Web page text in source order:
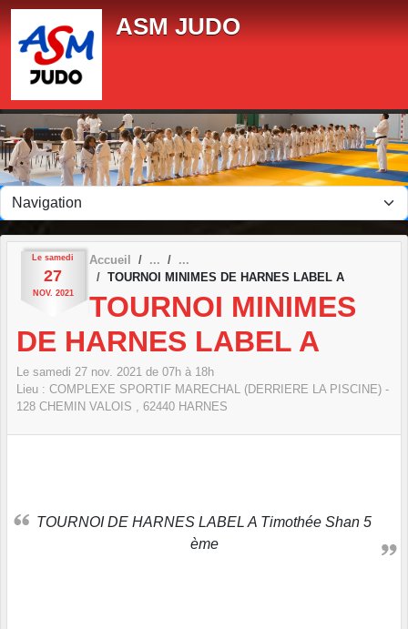
ASM JUDO
Le samedi
27
NOV. 2021
Accueil
TOURNOI MINIMES DE HARNES LABEL A
TOURNOI MINIMES
DE HARNES LABEL A
Le samedi 27 nov. 2021 de 07h à 18h
Lieu : COMPLEXE SPORTIF MARECHAL (DERRIERE LA PISCINE) -
128 CHEMIN VALOIS , 62440 HARNES
TOURNOI DE HARNES LABEL A Timothée Shan 5
ème
Panneau de gestion des cookies